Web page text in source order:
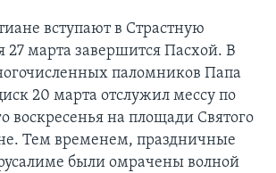
вступают в Страстную
27 марта завершится Пасхой. В
паломников Папа
20 марта отслужил мессу по
воскресенья на площади Святого
Тем временем, праздничные
были омрачены волной